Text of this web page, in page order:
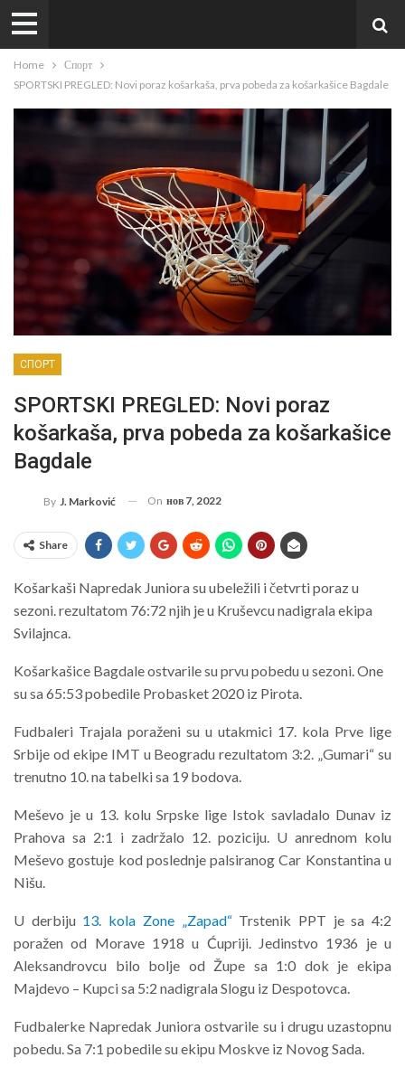
Home
Спорт
SPORTSKI PREGLED: Novi poraz košarkaša, prva pobeda za košarkašice Bagdale
СПОРТ
SPORTSKI PREGLED: Novi poraz
košarkaša, prva pobeda za košarkašice
Bagdale
By J. Marković On нов 7, 2022
Share
Košarkaši Napredak Juniora su ubeležili i četvrti poraz u
sezoni. rezultatom 76:72 njih je u Kruševcu nadigrala ekipa
Svilajnca.
Košarkašice Bagdale ostvarile su prvu pobedu u sezoni. One
su sa 65:53 pobedile Probasket 2020 iz Pirota.
Fudbaleri Trajala poraženi su u utakmici 17. kola Prve lige
Srbije od ekipe IMT u Beogradu rezultatom 3:2. „Gumari“ su
trenutno 10. na tabelki sa 19 bodova.
Meševo je u 13. kolu Srpske lige Istok savladalo Dunav iz
Prahova sa 2:1 i zadržalo 12. poziciju. U anrednom kolu
Meševo gostuje kod poslednje palsiranog Car Konstantina u
Nišu.
U derbiju 13. kola Zone „Zapad“Trstenik PPT je sa 4:2
poražen od Morave 1918 u Ćupriji. Jedinstvo 1936 je u
Aleksandrovcu bilo bolje od Župe sa 1:0 dok je ekipa
Majdevo – Kupci sa 5:2 nadigrala Slogu iz Despotovca.
Fudbalerke Napredak Juniora ostvarile su i drugu uzastopnu
pobedu. Sa 7:1 pobedile su ekipu Moskve iz Novog Sada.